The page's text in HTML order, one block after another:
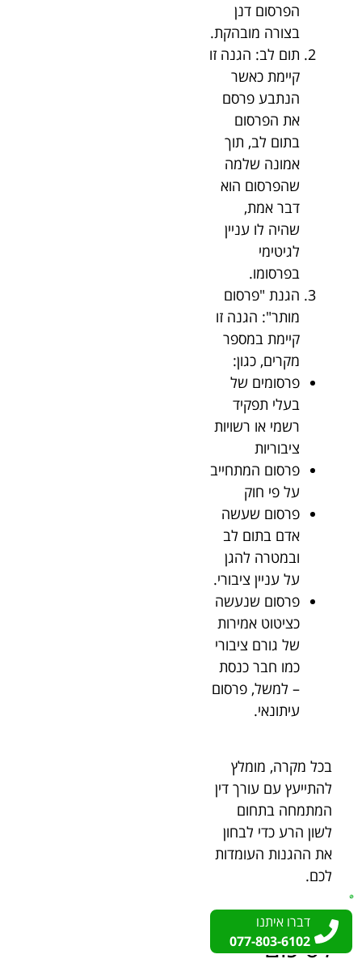
הפרסום דנן
בצורה מובהקת.
תום לב: הגנה זו
קיימת כאשר
הנתבע פרסם
את הפרסום
בתום לב, תוך
אמונה שלמה
שהפרסום הוא
דבר אמת,
שהיה לו עניין
לגיטימי
בפרסומו.
הגנת "פרסום
מותר": הגנה זו
קיימת במספר
מקרים, כגון:
פרסומים של
בעלי תפקיד
רשמי או רשויות
ציבוריות
פרסום המתחייב
על פי חוק
פרסום שעשה
אדם בתום לב
ובמטרה להגן
על עניין ציבורי.
פרסום שנעשה
כציטוט אמירות
של גורם ציבורי
כמו חבר כנסת
– למשל, פרסום
עיתונאי.
בכל מקרה, מומלץ
להתייעץ עם עורך דין
המתמחה בתחום
לשון הרע כדי לבחון
את ההגנות העומדות
לכם.
לסיכום
דברו איתנו
077-803-6102
דברו איתנו
077-803-6102